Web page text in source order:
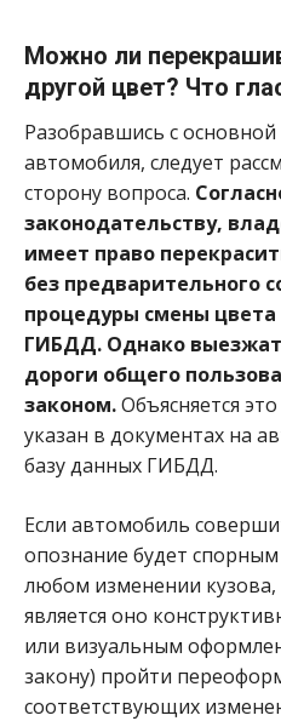
Можно ли
другой цвет? Что
Разобравшись с
автомобиля, следует
сторону вопроса.
законодательству,
имеет право
без предварительного
процедуры смены
ГИБДД. Однако
дороги общего
законом.Объясняется
указан в документах на
базу данных ГИБДД.
Если автомобиль
опознание будет
любом изменении кузова,
является оно
или визуальным
закону) пройти
соответствующих